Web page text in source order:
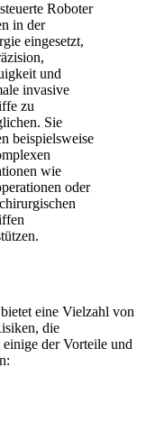
Roboter
in der
eingesetzt,
und
invasive
zu
Sie
beispielsweise
wie
oder
eine Vielzahl von
die
der Vorteile und